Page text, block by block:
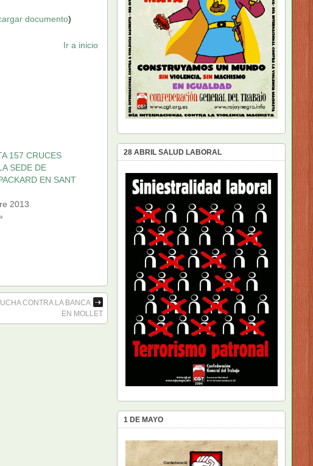
documento)
Ir a inicio
157 CRUCES
SEDE DE
EN SANT
2013
CONTRA LA BANCA
EN MOLLET
28 ABRIL SALUD LABORAL
1 DE MAYO